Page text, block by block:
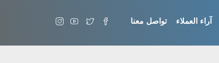
آراء العملاء تواصل معنا